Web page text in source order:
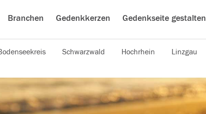
Branchen Gedenkkerzen Gedenkseite gestalten
Schwarzwald Hochrhein Linzgau